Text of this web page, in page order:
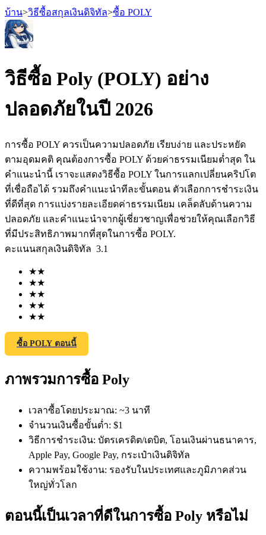
ฟิวเจอร์ส USDT
ฟิวเจอร์สที่ใช้ USDT เป็นหลักประกัน
TradFi
อนุพันธ์ของหุ้น ฟอเร็กซ์ โลหะมีค่า และสินค้าโภคภัณฑ์
บ้าน>วิธีซื้อสกุลเงินดิจิทัล>ซื้อ POLY
วิธีซื้อ Poly (POLY) อย่าง
ปลอดภัยในปี 2026
การซื้อ POLY ควรเป็นความปลอดภัย เรียบง่าย และประหยัด
ตามอุดมคติ คุณต้องการซื้อ POLY ด้วยค่าธรรมเนียมต่ำสุด ใน
คำแนะนำนี้ เราจะแสดงวิธีซื้อ POLY ในการแลกเปลี่ยนคริปโต
ที่เชื่อถือได้ รวมถึงคำแนะนำทีละขั้นตอน ตัวเลือกการชำระเงิน
ที่ดีที่สุด การแบ่งรายละเอียดค่าธรรมเนียม เคล็ดลับด้านความ
ปลอดภัย และคำแนะนำจากผู้เชี่ยวชาญเพื่อช่วยให้คุณเลือกวิธี
ที่มีประสิทธิภาพมากที่สุดในการซื้อ POLY.
คะแนนสกุลเงินดิจิทัล 3.1
★★
★★
★★
★★
★★
ซื้อ POLY ตอนนี้
ภาพรวมการซื้อ Poly
เวลาซื้อโดยประมาณ: ~3 นาที
จำนวนเงินซื้อขั้นต่ำ: $1
วิธีการชำระเงิน: บัตรเครดิต/เดบิต, โอนเงินผ่านธนาคาร,
Apple Pay, Google Pay, กระเป๋าเงินดิจิทัล
ความพร้อมใช้งาน: รองรับในประเทศและภูมิภาคส่วน
ใหญ่ทั่วโลก
ตอนนี้เป็นเวลาที่ดีในการซื้อ Poly หรือไม่